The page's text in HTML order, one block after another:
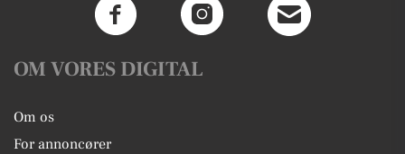
OM VORES DIGITAL
Om os
For annoncører